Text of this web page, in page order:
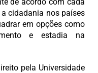
de acordo com cada
cidadania nos países
em opções como
e estadia na
pela Universidade